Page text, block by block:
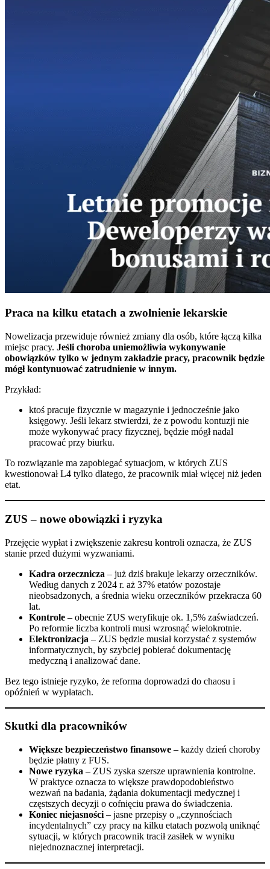
Praca na kilku etatach a zwolnienie lekarskie
Nowelizacja przewiduje również zmiany dla osób, które łączą kilka
miejsc pracy. Jeśli choroba uniemożliwia wykonywanie
obowiązków tylko w jednym zakładzie pracy, pracownik będzie
mógł kontynuować zatrudnienie w innym.
Przykład:
ktoś pracuje fizycznie w magazynie i jednocześnie jako
księgowy. Jeśli lekarz stwierdzi, że z powodu kontuzji nie
może wykonywać pracy fizycznej, będzie mógł nadal
pracować przy biurku.
To rozwiązanie ma zapobiegać sytuacjom, w których ZUS
kwestionował L4 tylko dlatego, że pracownik miał więcej niż jeden
etat.
ZUS – nowe obowiązki i ryzyka
Przejęcie wypłat i zwiększenie zakresu kontroli oznacza, że ZUS
stanie przed dużymi wyzwaniami.
Kadra orzecznicza – już dziś brakuje lekarzy orzeczników.
Według danych z 2024 r. aż 37% etatów pozostaje
nieobsadzonych, a średnia wieku orzeczników przekracza 60
lat.
Kontrole – obecnie ZUS weryfikuje ok. 1,5% zaświadczeń.
Po reformie liczba kontroli musi wzrosnąć wielokrotnie.
Elektronizacja – ZUS będzie musiał korzystać z systemów
informatycznych, by szybciej pobierać dokumentację
medyczną i analizować dane.
Bez tego istnieje ryzyko, że reforma doprowadzi do chaosu i
opóźnień w wypłatach.
Skutki dla pracowników
Większe bezpieczeństwo finansowe – każdy dzień choroby
będzie płatny z FUS.
Nowe ryzyka – ZUS zyska szersze uprawnienia kontrolne.
W praktyce oznacza to większe prawdopodobieństwo
wezwań na badania, żądania dokumentacji medycznej i
częstszych decyzji o cofnięciu prawa do świadczenia.
Koniec niejasności – jasne przepisy o „czynnościach
incydentalnych” czy pracy na kilku etatach pozwolą uniknąć
sytuacji, w których pracownik tracił zasiłek w wyniku
niejednoznacznej interpretacji.